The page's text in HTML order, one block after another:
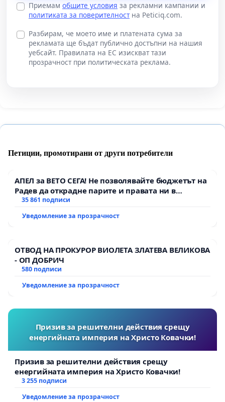
Приемам общите условия за рекламни кампании и
политиката за поверителностна Peticiq.com.
Разбирам, че моето име и платената сума за
рекламата ще бъдат публично достъпни на нашия
уебсайт. Правилата на ЕС изискват тази
прозрачност при политическата реклама.
Петиции, промотирани от други потребители
АПЕЛ за ВЕТО СЕГА! Не позволявайте бюджетът на
Радев да открадне парите и правата ни в
тъмното
35 861 подписи
Уведомление за прозрачност
ОТВОД НА ПРОКУРОР ВИОЛЕТА ЗЛАТЕВА ВЕЛИКОВА
- ОП ДОБРИЧ
580 подписи
Уведомление за прозрачност
Призив за решителни действия срещу
енергийната империя на Христо Ковачки!
Призив за решителни действия срещу
енергийната империя на Христо Ковачки!
3 255 подписи
Уведомление за прозрачност